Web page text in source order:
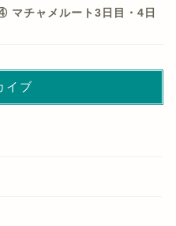
マチャメルート3日目・4日
イブ